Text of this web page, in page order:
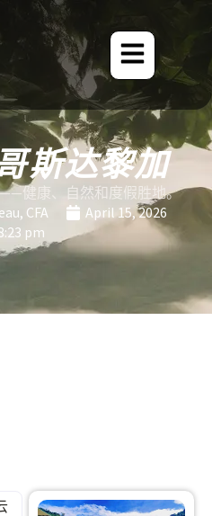
斯达黎加
健康、自然和度假胜地。
CFA
April 15, 2026
pm